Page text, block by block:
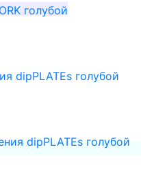
dipPLATEs голубой